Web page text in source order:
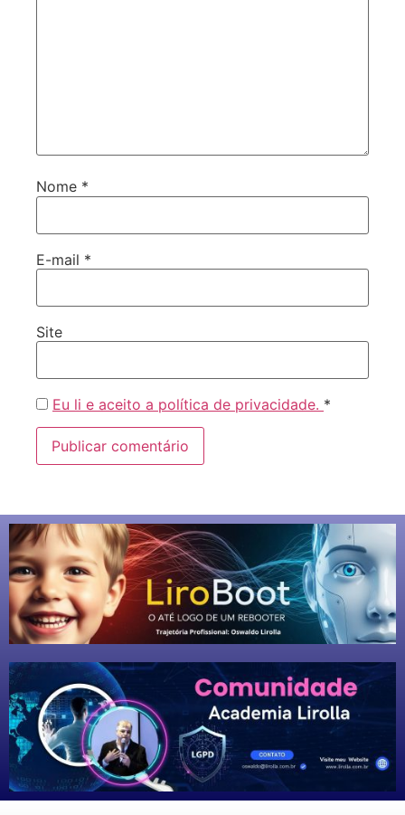
Nome *
E-mail *
Site
Eu li e aceito a política de privacidade. *